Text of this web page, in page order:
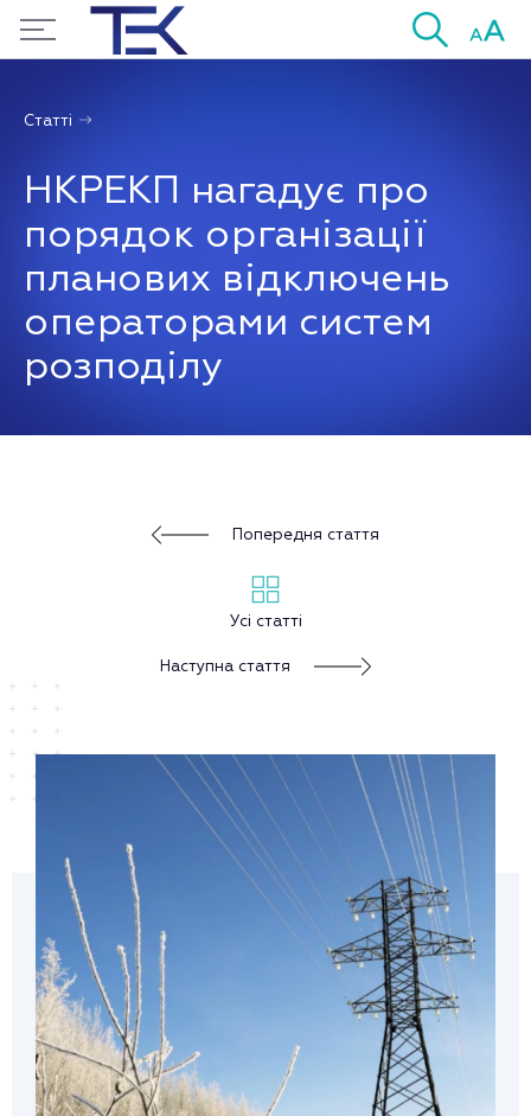
Статті
НКРЕКП нагадує про
порядок організації
планових відключень
операторами систем
розподілу
Попередня стаття
Усі статті
Наступна стаття